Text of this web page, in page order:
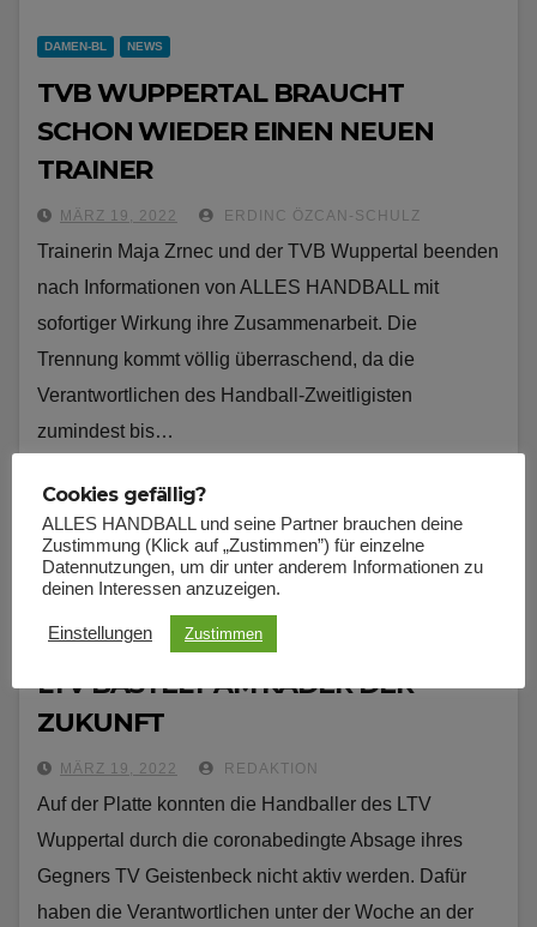
DAMEN-BL NEWS
TVB WUPPERTAL BRAUCHT
SCHON WIEDER EINEN NEUEN
TRAINER
MÄRZ 19, 2022 ERDINC ÖZCAN-SCHULZ
Trainerin Maja Zrnec und der TVB Wuppertal beenden
nach Informationen von ALLES HANDBALL mit
sofortiger Wirkung ihre Zusammenarbeit. Die
Trennung kommt völlig überraschend, da die
Verantwortlichen des Handball-Zweitligisten
zumindest bis…
NEWS
LTV BASTELT AM KADER DER
ZUKUNFT
MÄRZ 19, 2022 REDAKTION
Auf der Platte konnten die Handballer des LTV
Wuppertal durch die coronabedingte Absage ihres
Gegners TV Geistenbeck nicht aktiv werden. Dafür
haben die Verantwortlichen unter der Woche an der
Cookies gefällig?
ALLES HANDBALL und seine Partner brauchen deine
Zustimmung (Klick auf „Zustimmen”) für einzelne
Datennutzungen, um dir unter anderem Informationen zu
deinen Interessen anzuzeigen.
Einstellungen Zustimmen